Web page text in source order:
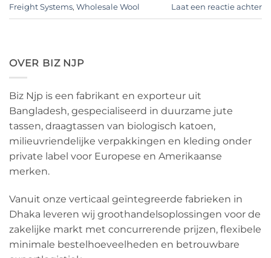
Freight Systems, Wholesale Wool Laat een reactie achter
OVER BIZ NJP
Biz Njp is een fabrikant en exporteur uit
Bangladesh, gespecialiseerd in duurzame jute
tassen, draagtassen van biologisch katoen,
milieuvriendelijke verpakkingen en kleding onder
private label voor Europese en Amerikaanse
merken.
Vanuit onze verticaal geïntegreerde fabrieken in
Dhaka leveren wij groothandelsoplossingen voor de
zakelijke markt met concurrerende prijzen, flexibele
minimale bestelhoeveelheden en betrouwbare